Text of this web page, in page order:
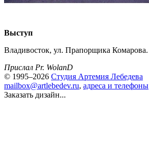
Выступ
Владивосток, ул. Прапорщика Комарова.
Прислал Pr. WolanD
© 1995–2026 Студия Артемия Лебедева
mailbox@artlebedev.ru, адреса и телефоны
Заказать дизайн...